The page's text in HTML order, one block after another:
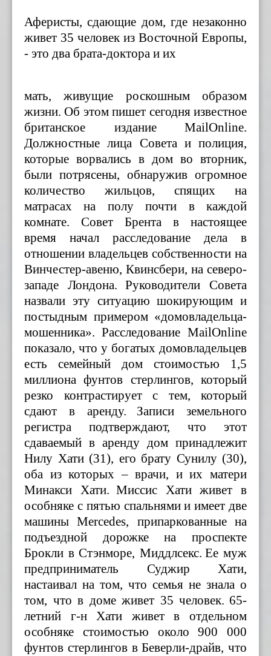
Аферисты, сдающие дом, где незаконно
живет 35 человек из Восточной Европы,
- это два брата-доктора и их
мать,живущие роскошным образом
жизни. Об этом пишет сегодня известное
британское издание
MailOnline.
Должностные лица Совета и полиция,
которые ворвались в дом во вторник,
были потрясены, обнаружив огромное
количество жильцов, спящих на
матрасах на полупочти в каждой
комнате. Совет Брента в настоящее
время начал расследование дела в
отношении владельцев собственности на
Винчестер-авеню, Квинсбери, на северо-
западе Лондона. Руководители Совета
назвали эту ситуацию шокирующим и
постыдным примером «домовладельца-
мошенника». Расследование MailOnline
показало, что у богатых домовладельцев
есть семейный дом стоимостью 1,5
миллиона фунтов стерлингов, который
резко контрастирует с тем, который
сдают в аренду.
Записи земельного
регистра подтверждают, что этот
сдаваемый в аренду дом принадлежит
Нилу Хати (31), его брату Сунилу (30),
оба из которых – врачи, и их матери
Минакси Хати. Миссис Хати живет в
особняке с пятью спальнями и имеет две
машины Mercedes, припаркованные на
подъездной дорожке на проспекте
Брокли в Стэнморе, Миддлсекс. Ее муж
предприниматель Суджир Хати,
настаивал на том, что семья не знала о
том, что в доме живет 35 человек. 65-
летний г-н Хати живет в отдельном
особняке стоимостью около 900 000
фунтов стерлингов в Беверли-драйв, что